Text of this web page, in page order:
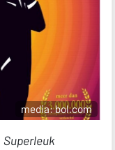
media: bol.com
Superleuk